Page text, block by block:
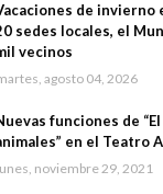
de invierno
sedes locales, el
vecinos
agosto 04, 2026
funciones de
en el Teatro
noviembre 29, 2021